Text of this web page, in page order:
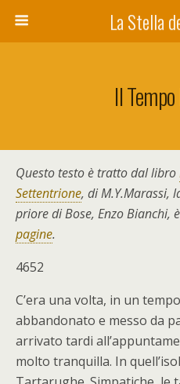
La Stella
Il
Questo testo è tratto dal libro
Settentrione, di M.Y.Marassi,
priore di Bose, Enzo Bianchi, è
pagine.
4652
C’era una volta, in un
abbandonato e messo da
arrivato tardi
molto tranquilla. In